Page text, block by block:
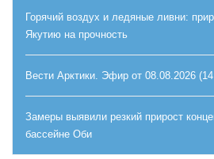
Горячий воздух и ледяные ливни:
Якутию на прочность
Вести Арктики. Эфир от 08.08.2026
Замеры выявили резкий прирост
бассейне Оби